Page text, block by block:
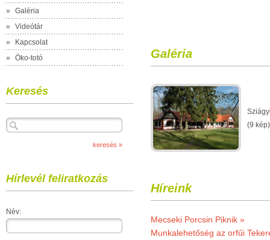
»
Galéria
»
Videótár
»
Kapcsolat
»
Öko-totó
Keresés
Hírlevél feliratkozás
Név:
Galéria
(9 kép)
Híreink
Mecseki Porcsin Piknik »
Munkalehetőség az orfűi